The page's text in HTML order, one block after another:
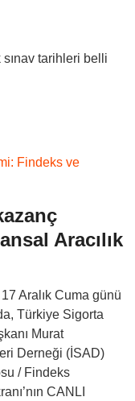
tarihleri belli
Aracılık
17 Aralık Cuma günü
Türkiye Sigorta
Murat
Derneği (İSAD)
/ Findeks
CANLI